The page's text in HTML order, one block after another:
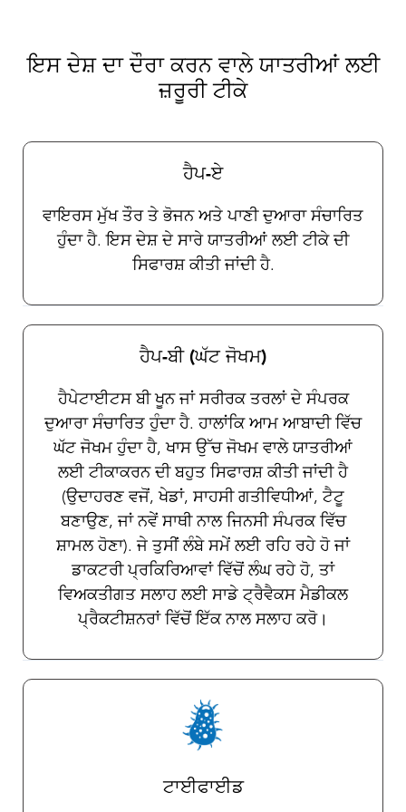
ਮਹੱਤਵਪੂਰਨ ਹੈ ਕਿ ਯਾਤਰੀ ਕੀੜੇ-ਮਕੌੜਿਆਂ ਦੀ ਸਾਵਧਾਨੀ
ਪਾਲਣਗੇ ਕਿਉਂਕਿ ਇਸ ਸਮੇਂ ਇਨ੍ਹਾਂ ਬਿਮਾਰੀਆਂ ਦੇ ਵਿਰੁੱਧ
ਕੋਈ ਟੀਕੇ ਉਪਲਬ ਸਾਡੇ ਯਾਤਰਾ ਸਿਹਤ ਪ੍ਰੈਕਟੀਸ਼ਨਰ
ਭਜਾਉਣ ਦੀ ਚੋਣ ਅਤੇ ਵਰਤੋਂ ਬਾਰੇ ਪੂਰਨ ਨਿਰਦੇਸ਼ ਪ੍ਰਦਾਨ
ਇਸ ਦੇਸ਼ ਦਾ ਦੌਰਾ ਕਰਨ ਵਾਲੇ ਯਾਤਰੀਆਂ ਲਈ
ਜ਼ਰੂਰੀ ਟੀਕੇ
ਹੈਪ-ਏ
ਵਾਇਰਸ ਮੁੱਖ ਤੌਰ ਤੇ ਭੋਜਨ ਅਤੇ ਪਾਣੀ ਦੁਆਰਾ ਸੰਚਾਰਿਤ
ਹੁੰਦਾ ਹੈ. ਇਸ ਦੇਸ਼ ਦੇ ਸਾਰੇ ਯਾਤਰੀਆਂ ਲਈ ਟੀਕੇ ਦੀ
ਸਿਫਾਰਸ਼ ਕੀਤੀ ਜਾਂਦੀ ਹੈ.
ਹੈਪ-ਬੀ (ਘੱਟ ਜੋਖਮ)
ਹੈਪੇਟਾਈਟਸ ਬੀ ਖੂਨ ਜਾਂ ਸਰੀਰਕ ਤਰਲਾਂ ਦੇ ਸੰਪਰਕ
ਦੁਆਰਾ ਸੰਚਾਰਿਤ ਹੁੰਦਾ ਹੈ. ਹਾਲਾਂਕਿ ਆਮ ਆਬਾਦੀ ਵਿੱਚ
ਘੱਟ ਜੋਖਮ ਹੁੰਦਾ ਹੈ, ਖਾਸ ਉੱਚ ਜੋਖਮ ਵਾਲੇ ਯਾਤਰੀਆਂ
ਲਈ ਟੀਕਾਕਰਨ ਦੀ ਬਹੁਤ ਸਿਫਾਰਸ਼ ਕੀਤੀ ਜਾਂਦੀ ਹੈ
(ਉਦਾਹਰਣ ਵਜੋਂ, ਖੇਡਾਂ, ਸਾਹਸੀ ਗਤੀਵਿਧੀਆਂ, ਟੈਟੂ
ਬਣਾਉਣ, ਜਾਂ ਨਵੇਂ ਸਾਥੀ ਨਾਲ ਜਿਨਸੀ ਸੰਪਰਕ ਵਿੱਚ
ਸ਼ਾਮਲ ਹੋਣਾ). ਜੇ ਤੁਸੀਂ ਲੰਬੇ ਸਮੇਂ ਲਈ ਰਹਿ ਰਹੇ ਹੋ ਜਾਂ
ਡਾਕਟਰੀ ਪ੍ਰਕਿਰਿਆਵਾਂ ਵਿੱਚੋਂ ਲੰਘ ਰਹੇ ਹੋ, ਤਾਂ
ਵਿਅਕਤੀਗਤ ਸਲਾਹ ਲਈ ਸਾਡੇ ਟ੍ਰੈਵੈਕਸ ਮੈਡੀਕਲ
ਪ੍ਰੈਕਟੀਸ਼ਨਰਾਂ ਵਿੱਚੋਂ ਇੱਕ ਨਾਲ ਸਲਾਹ ਕਰੋ।
ਟਾਈਫਾਈਡ